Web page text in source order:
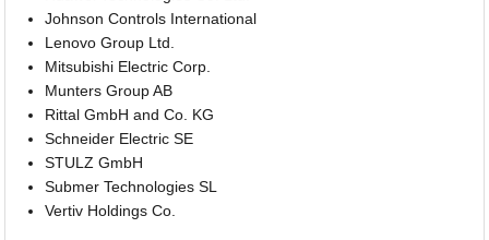
Johnson Controls International
Lenovo Group Ltd.
Mitsubishi Electric Corp.
Munters Group AB
Rittal GmbH and Co. KG
Schneider Electric SE
STULZ GmbH
Submer Technologies SL
Vertiv Holdings Co.